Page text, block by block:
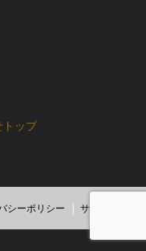
トップ
シーポリシー サイトマップ